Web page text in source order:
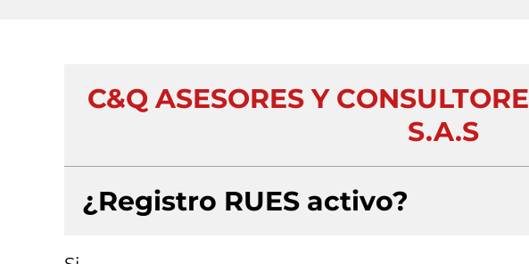
C&Q ASESORES Y
S.A.S
¿Registro RUES activo?